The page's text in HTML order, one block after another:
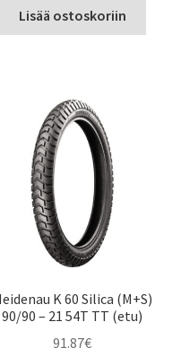
Lisää ostoskoriin
K 60 Silica (M+S)
90/90 – 21 54T TT (etu)
91.87€